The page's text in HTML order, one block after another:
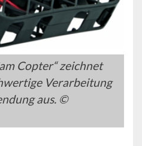
Copter“ zeichnet
Verarbeitung
aus. ©